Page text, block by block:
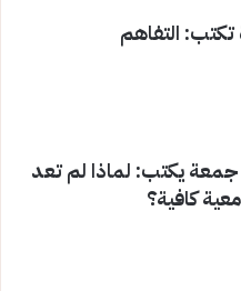
التفاهم
يكتب: لماذا لم تعد
كافية؟